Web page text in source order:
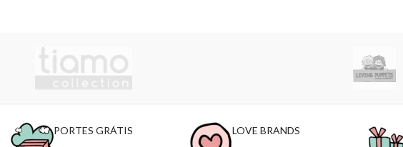
PORTES GRÁTIS LOVE BRANDS